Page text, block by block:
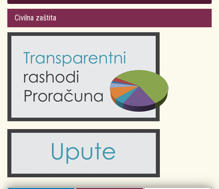
Gradsko vijeće
Odluke Grada Krka (Službene novine PGŽ)
Obrazovanje
Komunalne usluge
Civilni sektor (arhiva udruga)
Sport i rekreacija
Plan Grada Krka
Krk 360° VR panorama
Krk uživo
Fotogalerije
Kalendar događanja
Turistička zajednica otoka Krka
Civilna zaštita